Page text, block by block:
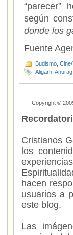
“parecer”
según
donde los
Fuente
Budismo
Aligarh
Cine de
Copyright ©
Cristianos
los
hacen
usuarios a
este blog.
Las